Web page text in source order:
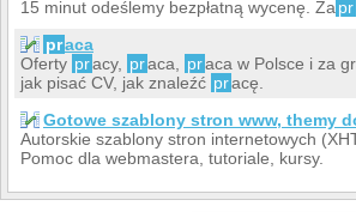
15 minut odeślemy bezpłatną wycenę. Za pr
praca
Oferty pracy, praca, praca w Polsce i za
jak pisać CV, jak znaleźć pracę.
Gotowe szablony stron www, themy
Autorskie szablony stron internetowych
Pomoc dla webmastera, tutoriale, kursy.